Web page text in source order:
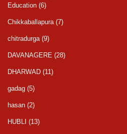
Education (6)
Chikkaballapura(7)
chitradurga(9)
DAVANAGERE (28)
DHARWAD (11)
gadag (5)
hasan (2)
HUBLI (13)